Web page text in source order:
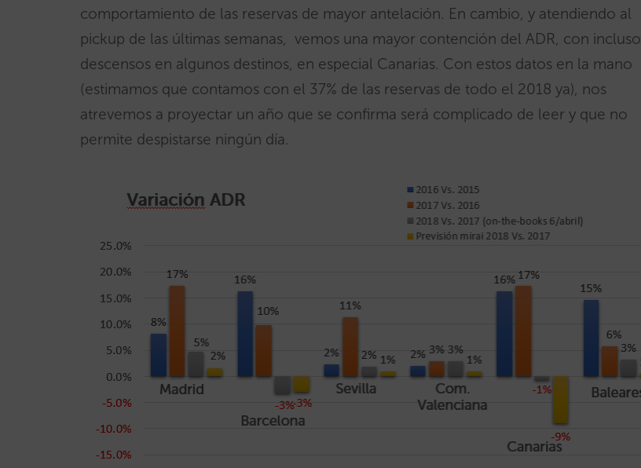
comportamiento de las reservas de mayor antelación. En cambio, y atendiendo al
pickup de las últimas semanas, vemos una mayor contención del ADR, con incluso
descensos en algunos destinos, en especial Canarias. Con estos datos en la mano
(estimamos que contamos con el 37% de las reservas de todo el 2018 ya), nos
atrevemos a proyectar un año que se confirma será complicado de leer y que no
permite despistarse ningún día.